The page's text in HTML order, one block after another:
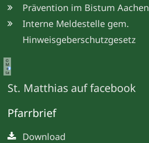
Prävention im Bistum Aachen
Interne Meldestelle gem.
Hinweisgeberschutzgesetz
©
M
e
ta
St. Matthias auf facebook
Pfarrbrief
Download